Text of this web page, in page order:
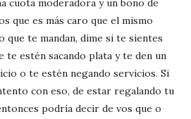
cuota moderadora y un bono de
que es más caro que el mismo
que te mandan, dime si te sientes
te estén sacando plata y te den un
o te estén negando servicios. Si
con eso, de estar regalando tu
podría decir de vos que o